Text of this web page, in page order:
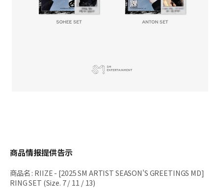
商品情报提供告示
商品名: RIIZE - [2025 SM ARTIST SEASON'S GREETINGS MD]
RING SET (Size. 7 / 11 / 13)